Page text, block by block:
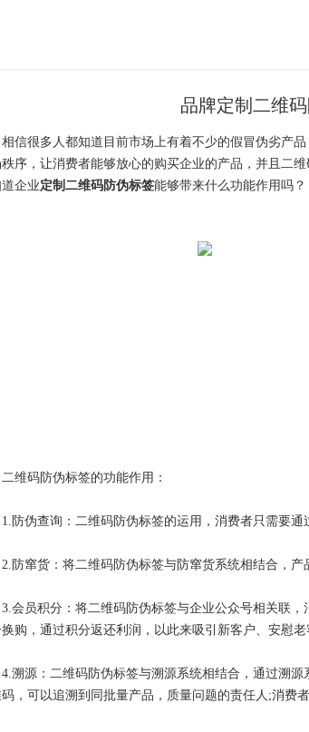
品牌定制二维
很多人都知道目前市场上有着不少的假冒伪劣产品
序，让消费者能够放心的购买企业的产品，并且二
企业定制二维码防伪标签能够带来什么功能作用吗？
码防伪标签的功能作用：
1.防伪查询：二维码防伪标签的运用，消费者只需要
2.防窜货：将二维码防伪标签与防窜货系统相结合，
3.会员积分：将二维码防伪标签与企业公众号相关联
购，通过积分返还利润，以此来吸引新客户、安慰老
4.溯源：二维码防伪标签与溯源系统相结合，通过溯
，可以追溯到同批量产品，质量问题的责任人;消费